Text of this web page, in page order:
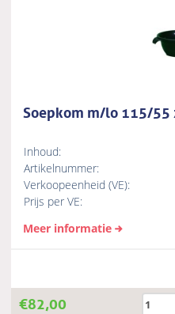
Soepkom m/lo 115/
Inhoud:
Artikelnummer:
Verkoopeenheid (VE):
Prijs per VE:
Meer informatie
€82,00